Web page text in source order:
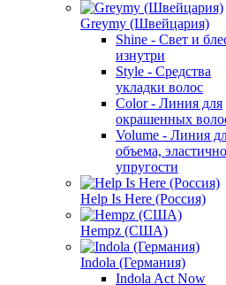
Greymy (Швейцария)
Shine - Свет и
изнутри
Style - Средства
укладки волос
Color - Линия для
окрашенных
Volume - Линия
объема,
упругости
Help Is Here (Россия)
Hempz (США)
Indola (Германия)
Indola Act Now